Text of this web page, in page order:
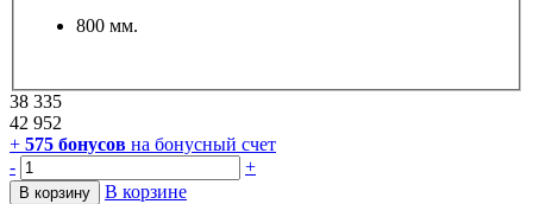
800 мм.
38 335
42 952
+ 575 бонусов на бонусный счет
-
+
В корзину
В корзине